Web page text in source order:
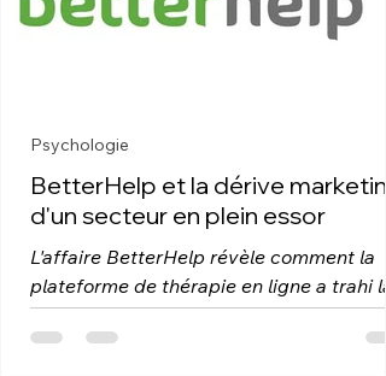
BetterHelp et la dérive
d'un secteur en plein essor
L'affaire BetterHelp révèle comment la
plateforme de thérapie en ligne a trahi la
confiance de ses utilisateurs. Analyse
d'une dérive marketing inquiétante pour
Psychologie